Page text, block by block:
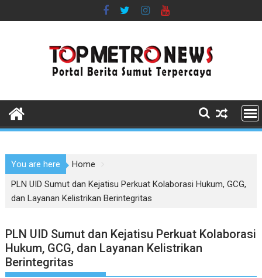
to
You are here
Home
PLN UID Sumut dan Kejatisu Perkuat Kolaborasi Hukum, GCG,
dan Layanan Kelistrikan Berintegritas
PLN UID Sumut dan Kejatisu Perkuat Kolaborasi
Hukum, GCG, dan Layanan Kelistrikan
Berintegritas